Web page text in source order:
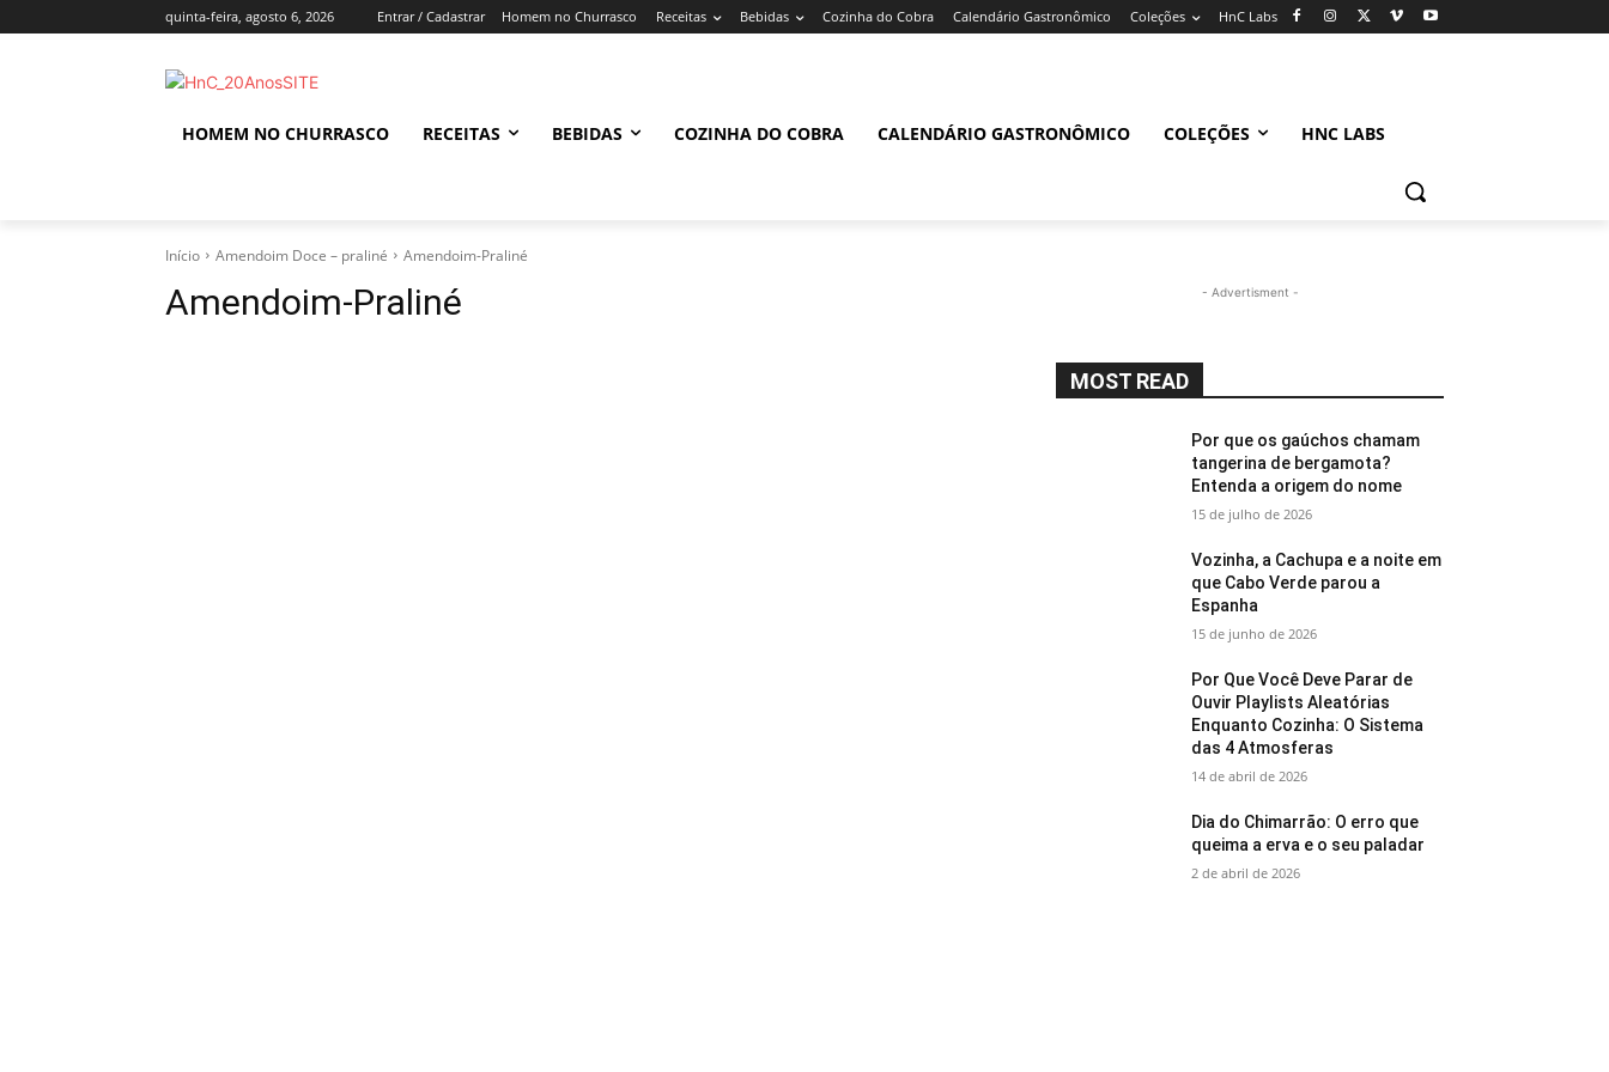
quinta-feira, agosto 6, 2026 Entrar / Cadastrar Homem no Churrasco Receitas Bebidas Cozinha do Cobra Calendário Gastronômico Coleções HnC Labs
HOMEM NO CHURRASCO RECEITAS BEBIDAS COZINHA DO COBRA CALENDÁRIO GASTRONÔMICO COLEÇÕES HNC LABS
Início Amendoim Doce – praliné Amendoim-Praliné
Amendoim-Praliné - Advertisment -
MOST READ
Por que os gaúchos chamam
tangerina de bergamota?
Entenda a origem do nome
15 de julho de 2026
Vozinha, a Cachupa e a noite em
que Cabo Verde parou a
Espanha
15 de junho de 2026
Por Que Você Deve Parar de
Ouvir Playlists Aleatórias
Enquanto Cozinha: O Sistema
das 4 Atmosferas
14 de abril de 2026
Dia do Chimarrão: O erro que
queima a erva e o seu paladar
2 de abril de 2026